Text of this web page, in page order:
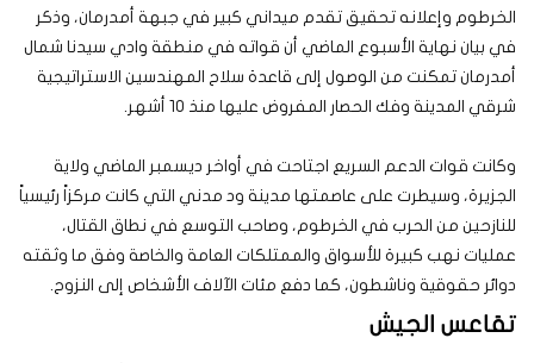
الخرطوم وإعلانه تحقيق تقدم ميداني كبير في جبهة أمدرمان، وذكر
في بيان نهاية الأسبوع الماضي أن قواته في منطقة وادي سيدنا شمال
أمدرمان تمكنت من الوصول إلى قاعدة سلاح المهندسين الاستراتيجية
شرقي المدينة وفك الحصار المفروض عليها منذ 10 أشهر.
وكانت قوات الدعم السريع اجتاحت في أواخر ديسمبر الماضي ولاية
الجزيرة، وسيطرت على عاصمتها مدينة ود مدني التي كانت مركزاً رئيسياً
للنازحين من الحرب في الخرطوم، وصاحب التوسع في نطاق القتال،
عمليات نهب كبيرة للأسواق والممتلكات العامة والخاصة وفق ما وثقته
دوائر حقوقية وناشطون، كما دفع مئات الآلاف الأشخاص إلى النزوح.
تقاعس الجيش